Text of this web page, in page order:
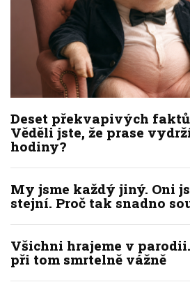
Deset překvapivých faktů
Věděli jste, že prase
hodiny?
My jsme každý jiný. Oni
stejní. Proč tak snadno
Všichni hrajeme v
při tom smrtelně vážně